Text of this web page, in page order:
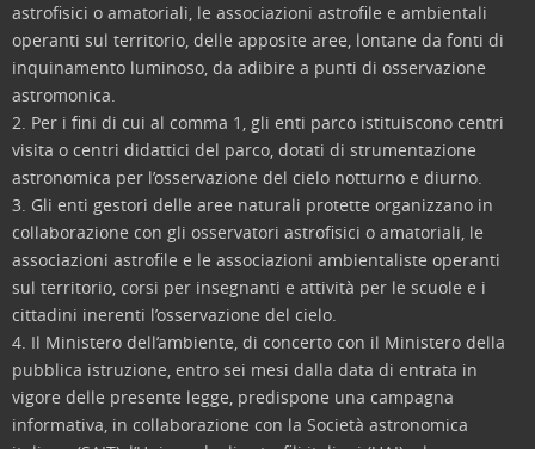
astrofisici o amatoriali, le associazioni astrofile e ambientali
operanti sul territorio, delle apposite aree, lontane da fonti di
inquinamento luminoso, da adibire a punti di osservazione
astromonica.
2. Per i fini di cui al comma 1, gli enti parco istituiscono centri
visita o centri didattici del parco, dotati di strumentazione
astronomica per l’osservazione del cielo notturno e diurno.
3. Gli enti gestori delle aree naturali protette organizzano in
collaborazione con gli osservatori astrofisici o amatoriali, le
associazioni astrofile e le associazioni ambientaliste operanti
sul territorio, corsi per insegnanti e attività per le scuole e i
cittadini inerenti l’osservazione del cielo.
4. Il Ministero dell’ambiente, di concerto con il Ministero della
pubblica istruzione, entro sei mesi dalla data di entrata in
vigore delle presente legge, predispone una campagna
informativa, in collaborazione con la Società astronomica